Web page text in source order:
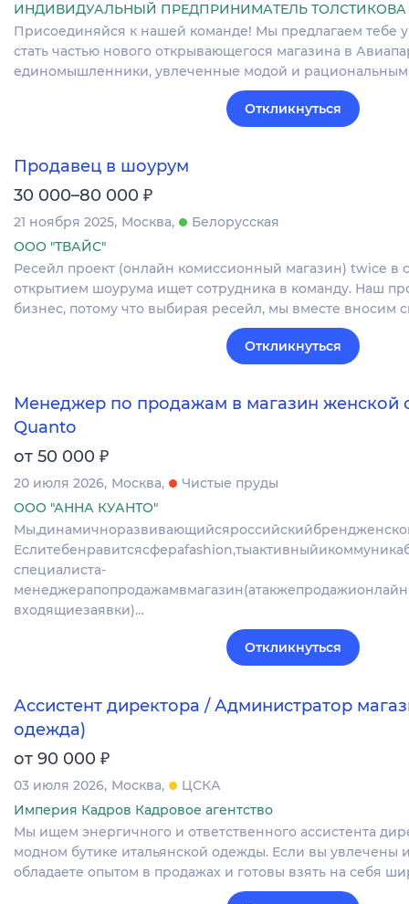
ИНДИВИДУАЛЬНЫЙ ПРЕДПРИНИМАТЕЛЬ
Присоединяйся к нашей команде! Мы предлагаем тебе
стать частью нового открывающегося магазина в
единомышленники, увлеченные модой и
Откликнуться
Продавец в шоурум
30 000–80 000 ₽
21 ноября 2025 Москва
Белорусская
ООО "ТВАЙС"
Ресейл проект (онлайн комиссионный магазин) twice в
открытием шоурума ищет сотрудника в команду. Наш
бизнес, потому что выбирая ресейл, мы вместе вносим
Откликнуться
Менеджер по продажам в магазин женской
Quanto
от 50 000 ₽
20 июля 2026 Москва
Чистые пруды
ООО "АННА КУАНТО"
специалиста-
входящиезаявки)…
Откликнуться
Ассистент директора / Администратор
одежда)
от 90 000 ₽
03 июля 2026 Москва
ЦСКА
Империя Кадров Кадровое агентство
Мы ищем энергичного и ответственного ассистента
модном бутике итальянской одежды. Если вы увлечены
обладаете опытом в продажах и готовы взять на себя